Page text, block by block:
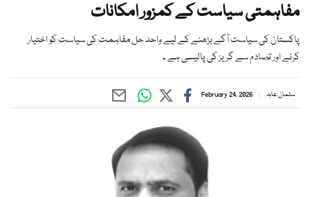
مفاہمتی سیاست کے کمزور امکانات
پاکستان کی سیاست آگے بڑھنے کے لیے واحد حل مفاہمت کی سیاست کو اختیار
کرنے اور تصادم سے گریز کی پالیسی ہے ۔
سلمان عابد February 24, 2026